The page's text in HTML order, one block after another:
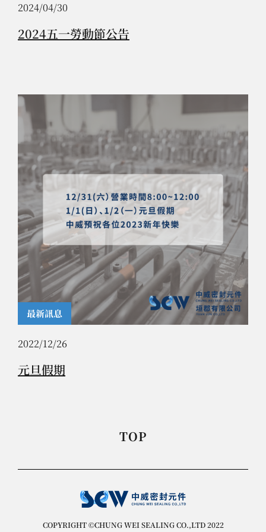
2024/04/30
2024五一勞動節公告
最新訊息
2022/12/26
元旦假期
TOP
COPYRIGHT ©CHUNG WEI SEALING CO.,LTD 2022